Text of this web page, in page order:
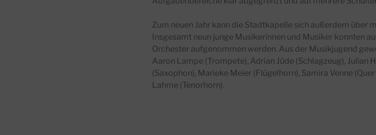
Zum neuen Jahr kann die Stadtkapelle sich außerdem über
Insgesamt neun junge Musikerinnen und Musiker konnten
Orchester aufgenommen werden. Aus der Musikjugend
Aaron Lampe (Trompete), Adrian Jüde (Schlagzeug), Julian
(Saxophon), Marieke Meier (Flügelhorn), Samira Venne
Lahme (Tenorhorn).